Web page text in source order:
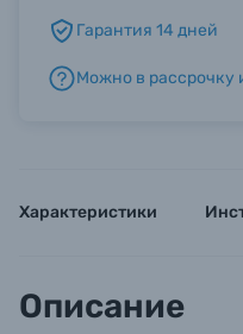
Б/У фототехника
Гарантия 14 дней
Можно в рассрочку
Характеристики
Описание